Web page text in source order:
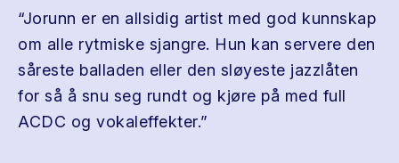
“Jorunn er en allsidig artist med god kunnskap
om alle rytmiske sjangre. Hun kan servere den
såreste balladen eller den sløyeste jazzlåten
for så å snu seg rundt og kjøre på med full
ACDC og vokaleffekter.”